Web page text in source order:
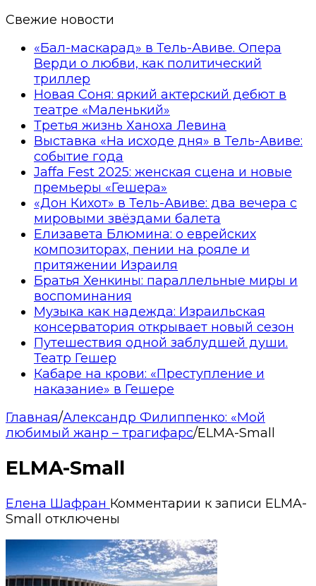
Свежие новости
«Бал-маскарад» в Тель-Авиве. Опера
Верди о любви, как политический
триллер
Новая Соня: яркий актерский дебют в
театре «Маленький»
Третья жизнь Ханоха Левина
Выставка «На исходе дня» в Тель-Авиве:
событие года
Jaffa Fest 2025: женская сцена и новые
премьеры «Гешера»
«Дон Кихот» в Тель-Авиве: два вечера с
мировыми звёздами балета
Елизавета Блюмина: о еврейских
композиторах, пении на рояле и
притяжении Израиля
Братья Хенкины: параллельные миры и
воспоминания
Музыка как надежда: Израильская
консерватория открывает новый сезон
Путешествия одной заблудшей души.
Театр Гешер
Кабаре на крови: «Преступление и
наказание» в Гешере
Главная/Александр Филиппенко: «Мой
любимый жанр – трагифарс/ELMA-Small
ELMA-Small
Елена Шафран Комментарии к записи ELMA-
Small отключены